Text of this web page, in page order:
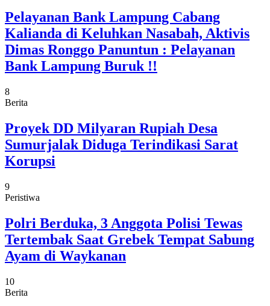
Pelayanan Bank Lampung Cabang
Kalianda di Keluhkan Nasabah, Aktivis
Dimas Ronggo Panuntun : Pelayanan
Bank Lampung Buruk !!
8
Berita
Proyek DD Milyaran Rupiah Desa
Sumurjalak Diduga Terindikasi Sarat
Korupsi
9
Peristiwa
Polri Berduka, 3 Anggota Polisi Tewas
Tertembak Saat Grebek Tempat Sabung
Ayam di Waykanan
10
Berita